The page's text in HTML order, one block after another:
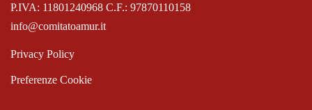
P.IVA: 11801240968 C.F.: 97870110158
info@comitatoamur.it
Privacy Policy
Preferenze Cookie